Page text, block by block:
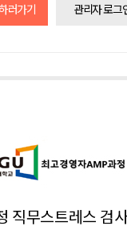
러가기 관리자 로그
직무스트레스 검